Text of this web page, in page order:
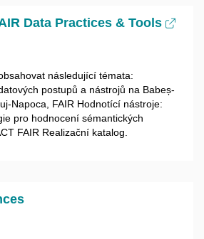
Data Practices & Tools
následující témata:
postupů a nástrojů na Babeș-
Napoca, FAIR Hodnotící nástroje:
pro hodnocení sémantických
FAIR Realizační katalog.